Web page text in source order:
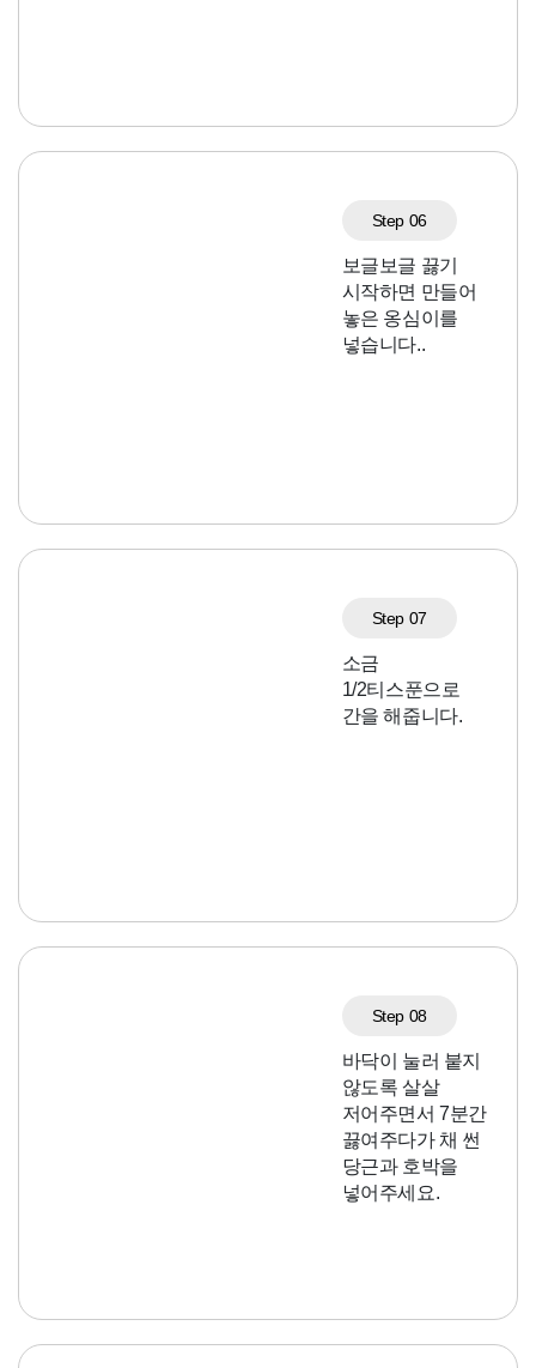
Step 06
보글보글 끓기
시작하면 만들어
놓은 옹심이를
넣습니다..
Step 07
소금
1/2티스푼으로
간을 해줍니다.
Step 08
바닥이 눌러 붙지
않도록 살살
저어주면서 7분간
끓여주다가 채 썬
당근과 호박을
넣어주세요.